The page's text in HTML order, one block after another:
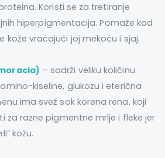
Koristi se za tretiranje
hiperpigmentacija. Pomaže kod
kože vraćajući joj mekoću i sjaj.
– sadrži veliku količinu
kiseline, glukozu i eterična
ima svež sok korena rena, koji
za razne pigmentne mrlje i fleke jer
kožu.